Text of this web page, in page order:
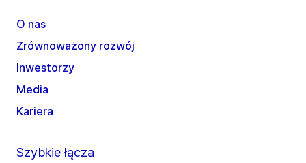
O nas
Zrównoważony rozwój
Inwestorzy
Media
Kariera
Szybkie łącza